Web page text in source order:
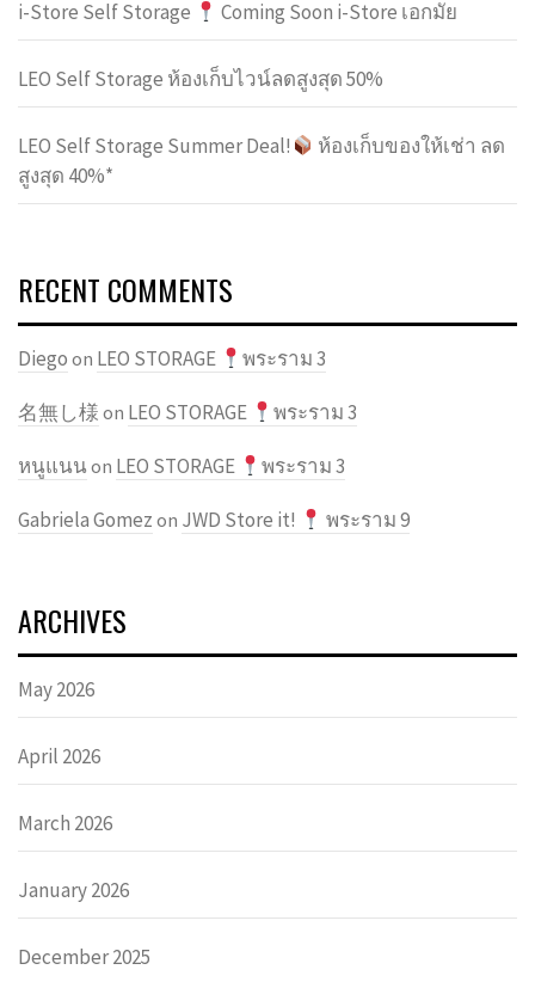
i-Store Self Storage Coming Soon i-Store เอกมัย
LEO Self Storage ห้องเก็บไวน์ลดสูงสุด 50%
LEO Self Storage Summer Deal!
ห้องเก็บของให้เช่า ลด
สูงสุด 40%*
RECENT COMMENTS
Diego on LEO STORAGE พระราม 3
名無し様 on LEO STORAGE พระราม 3
หนูแนน on LEO STORAGE พระราม 3
Gabriela Gomez on JWD Store it! พระราม 9
ARCHIVES
May 2026
April 2026
March 2026
January 2026
December 2025